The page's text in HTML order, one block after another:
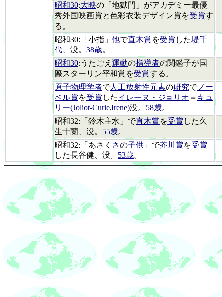
昭和30:大映の「地獄門」がアカデミー最優
秀外国映画賞と色彩衣装デザイン賞を受賞す
る。
昭和30:「小指」 他で直木賞を受賞 した堤千
代 、没。 38歳。
昭和30:うたごえ 運動の指導者の関鑑子が国
際スターリン平和賞を受賞する。
原子物理学者で人工放射性元素の研究でノー
ベル賞を受賞 したイレーヌ・ジョリオ ＝ キュ
リー(Joliot-Curie,Irene)没。 58歳。
昭和32:「鈴木主水」で直木賞を受賞 した久
生十蘭、没。 55歳。
昭和32:「あさく さの子供 」で芥川賞を受賞
した長谷健、没。 53歳。